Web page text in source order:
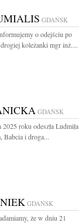
GDAŃSK
o odejściu po
koleżanki mgr inż....
GDAŃSK
roku odeszła Ludmiła
Babcia i droga...
GDAŃSK
że w dniu 21